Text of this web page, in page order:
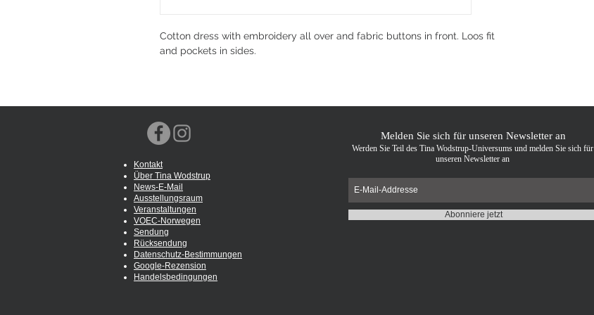
Cotton dress with embroidery all over and fabric buttons in front. Loos fit
and pockets in sides.
Kontakt
Über Tina Wodstrup
News-E-Mail
Ausstellungsraum
Veranstaltungen
VOEC-Norwegen
Sendung
Rücksendung
Datenschutz-Bestimmungen
Google-Rezension
Handelsbedingungen
Melden Sie sich für unseren Newsletter an
Werden Sie Teil des Tina Wodstrup-Universums und melden Sie sich für
unseren Newsletter an
Abonniere jetzt